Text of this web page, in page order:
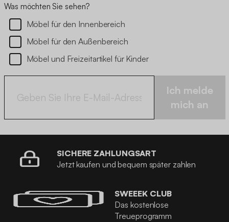
Was möchten Sie sehen?
Möbel für den Innenbereich
Möbel für den Außenbereich
Möbel und Freizeitartikel für Kinder
Ich melde
mich an
SICHERE ZAHLUNGSART
Jetzt kaufen und bequem später zahlen
SWEEEK CLUB
Das kostenlose
Treueprogramm